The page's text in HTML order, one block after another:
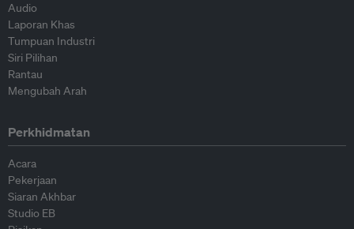
Audio
Laporan Khas
Tumpuan Industri
Siri Pilihan
Rantau
Mengubah Arah
Perkhidmatan
Acara
Pekerjaan
Siaran Akhbar
Studio EB